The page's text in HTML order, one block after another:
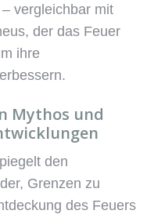
vergleichbar mit
der das Feuer
ihre
Mythos und
den
Grenzen zu
des Feuers